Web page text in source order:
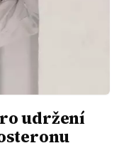
udržení